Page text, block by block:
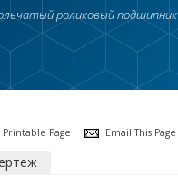
роликовый подшипник
Printable Page Email This Page